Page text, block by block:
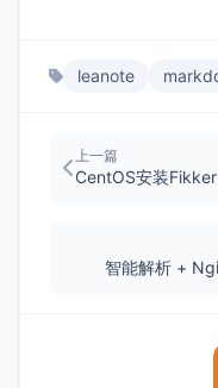
leanote
上一篇
CentOS安装
智能解析 +